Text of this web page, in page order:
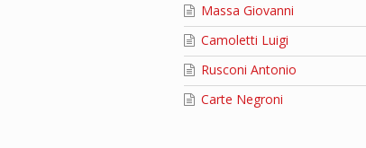
Massa Giovanni
Camoletti Luigi
Rusconi Antonio
Carte Negroni